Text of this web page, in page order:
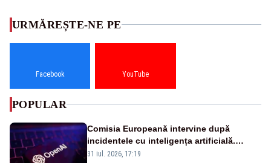
URMĂREȘTE-NE PE
Facebook YouTube
POPULAR
Comisia Europeană intervine după
incidentele cu inteligența artificială.
OpenAI și Anthropic, vizate
31 iul. 2026, 17:19